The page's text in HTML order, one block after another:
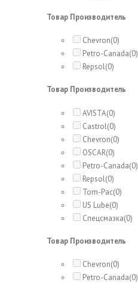
Товар Производитель
Chevron(0)
Petro-Canada(0)
Repsol(0)
Товар Производитель
AVISTA(0)
Castrol(0)
Chevron(0)
OSCAR(0)
Petro-Canada(0)
Repsol(0)
Tom-Pac(0)
US Lube(0)
Спецсмазка(0)
Товар Производитель
Chevron(0)
Petro-Canada(0)